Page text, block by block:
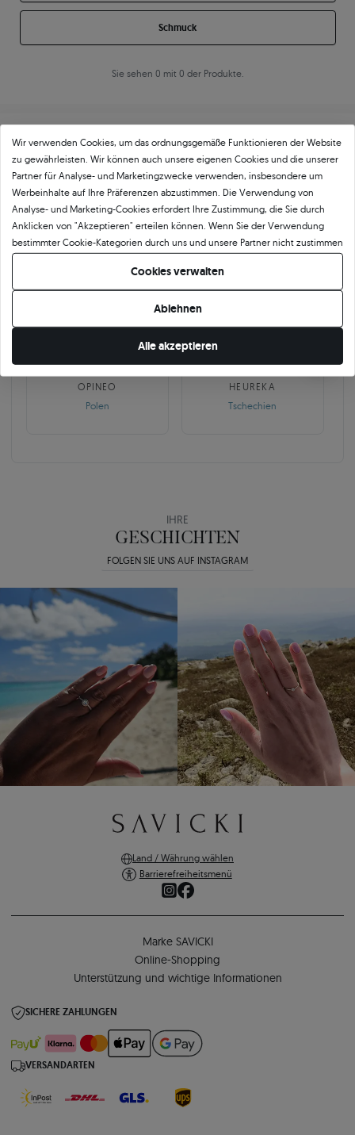
Schmuck
Sie sehen 0 mit 0 der Produkte.
Über11 4845★-Bewertungen in ganz
Europa
GEPRÜFTE BEWERTUNGEN UNSERER KUNDEN
10 468
OPINEO
Polen
252
HEUREKA
Tschechien
IHRE
GESCHICHTEN
FOLGEN SIE UNS AUF INSTAGRAM
Land / Währung wählen
Barrierefreiheitsmenü
Marke SAVICKI
Online-Shopping
Unterstützung und wichtige Informationen
SICHERE ZAHLUNGEN
VERSANDARTEN
Wir verwenden Cookies, um das ordnungsgemäße Funktionieren der Website
zu gewährleisten. Wir können auch unsere eigenen Cookies und die unserer
Partner für Analyse- und Marketingzwecke verwenden, insbesondere um
Werbeinhalte auf Ihre Präferenzen abzustimmen. Die Verwendung von
Analyse- und Marketing-Cookies erfordert Ihre Zustimmung, die Sie durch
Anklicken von "Akzeptieren" erteilen können. Wenn Sie der Verwendung
bestimmter Cookie-Kategorien durch uns und unsere Partner nicht zustimmen
möchten, klicken Sie auf "Lassen Sie mich wählen" und bestimmen Sie Ihre
Präferenzen. Sie können Ihre Zustimmung jederzeit widerrufen, indem Sie
Ihre Cookie-Einstellungen ändern.
Cookies verwalten
Ablehnen
Alle akzeptieren